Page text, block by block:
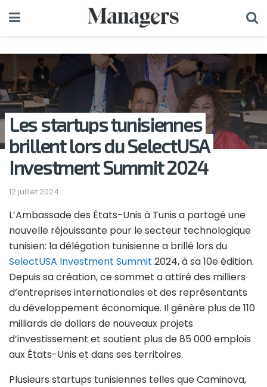
Les startups tunisiennes
brillent lors du SelectUSA
Investment Summit 2024
12 juillet 2024
L’Ambassade des États-Unis à Tunis a partagé une
nouvelle réjouissante pour le secteur technologique
tunisien: la délégation tunisienne a brillé lors du
SelectUSA Investment Summit 2024, à sa 10e édition.
Depuis sa création, ce sommet a attiré des milliers
d’entreprises internationales et des représentants
du développement économique. Il génère plus de 110
milliards de dollars de nouveaux projets
d’investissement et soutient plus de 85 000 emplois
aux États-Unis et dans ses territoires.
Plusieurs startups tunisiennes telles que Caminova,